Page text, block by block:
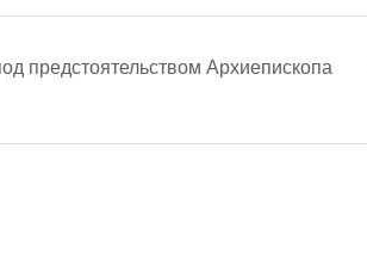
предстоятельством Архиепископа